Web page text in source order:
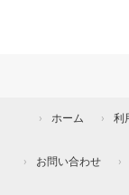
ホーム 利
お問い合わせ